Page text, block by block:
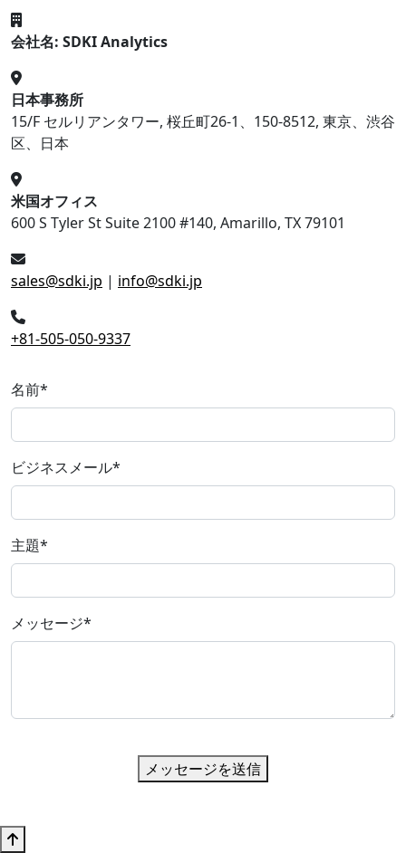
会社名: SDKI Analytics
日本事務所
15/F セルリアンタワー, 桜丘町26-1、150-8512, 東京、渋谷
区、日本
米国オフィス
600 S Tyler St Suite 2100 #140, Amarillo, TX 79101
sales@sdki.jp | info@sdki.jp
+81-505-050-9337
名前*
ビジネスメール*
主題*
メッセージ*
メッセージを送信